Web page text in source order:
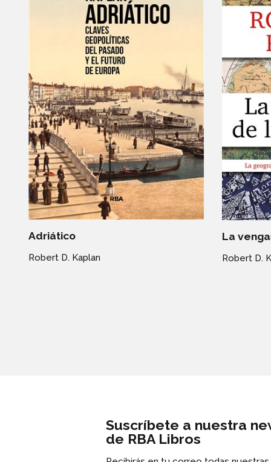
Adriático
Robert D. Kaplan
La
Robert D.
Suscríbete a nuestra
de RBA Libros